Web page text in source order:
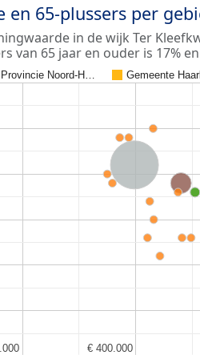
en 65-plussers per
in de wijk Ter
van 65 jaar en ouder is 17%
Provincie Noord-H… Gemeente
Provincie
€ 400.000
€ 400.000